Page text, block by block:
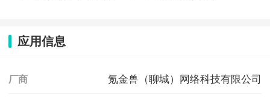
应用信息
厂商 氪金兽（聊城）网络科技有限公司